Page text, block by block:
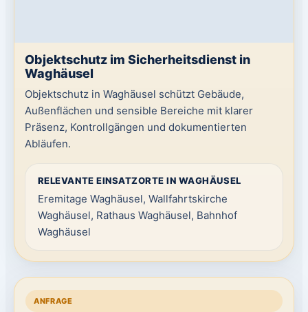
Objektschutz im Sicherheitsdienst in
Waghäusel
Objektschutz in Waghäusel schützt Gebäude,
Außenflächen und sensible Bereiche mit klarer
Präsenz, Kontrollgängen und dokumentierten
Abläufen.
RELEVANTE EINSATZORTE IN WAGHÄUSEL
Eremitage Waghäusel, Wallfahrtskirche
Waghäusel, Rathaus Waghäusel, Bahnhof
Waghäusel
ANFRAGE